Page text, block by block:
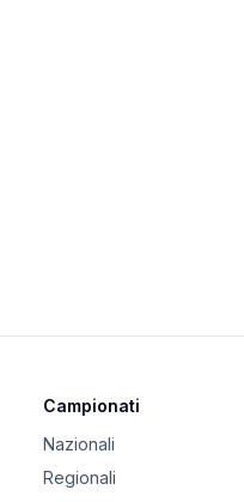
Campionati
Nazionali
Regionali